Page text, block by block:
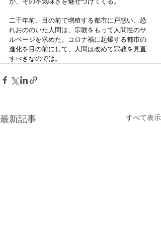
二千年前、目の前で増殖する都市に戸惑い、恐
れおののいた人間は、宗教をもって人間性のサ
ルベージを求めた。コロナ禍に起爆する都市の
進化を目の前にして、人間は改めて宗教を見直
すべきなのでは。
最新記事 すべて表示